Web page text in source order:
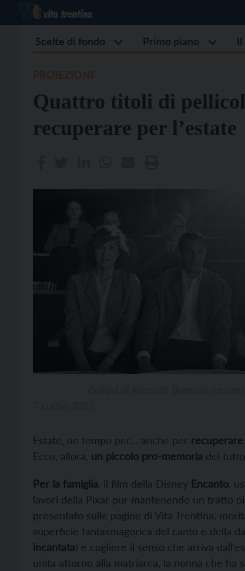
Scelte di fondo Primo piano
Quattro titoli di
recuperare per l’estate
Estate, un tempo per… anche per
Ecco, allora, un piccolo pro-memoria del
Per la famiglia , il film della Disney Encanto ,
lavori della Pixar pur mantenendo un tratto
presentato sulle pagine di Vita Trentina,
superficie fantasmagorica del canto e della
incantata) e cogliere il senso che arriva
unita attorno alla matriarca, la nonna che ha